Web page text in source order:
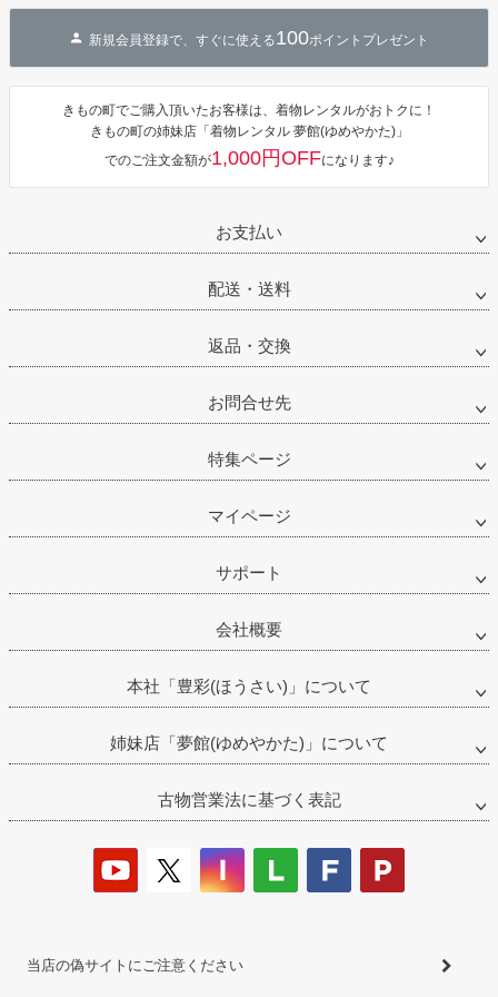
新規会員登録で、すぐに使える100ポイントプレゼント
きもの町でご購入頂いたお客様は、着物レンタルがおトクに！
きもの町の姉妹店「着物レンタル 夢館(ゆめやかた)」
でのご注文金額が1,000円OFFになります♪
お支払い
配送・送料
返品・交換
お問合せ先
特集ページ
マイページ
サポート
会社概要
本社「豊彩(ほうさい)」について
姉妹店「夢館(ゆめやかた)」について
古物営業法に基づく表記
当店の偽サイトにご注意ください